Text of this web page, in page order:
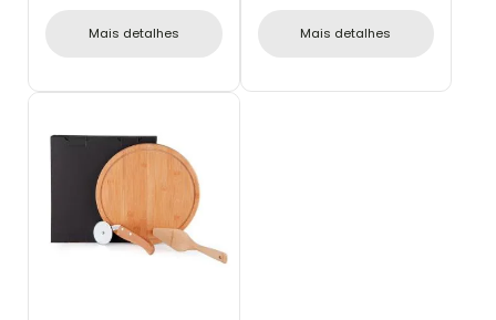
2 PÇS.Mais detalhes
ESPÁTULAMais detalhes